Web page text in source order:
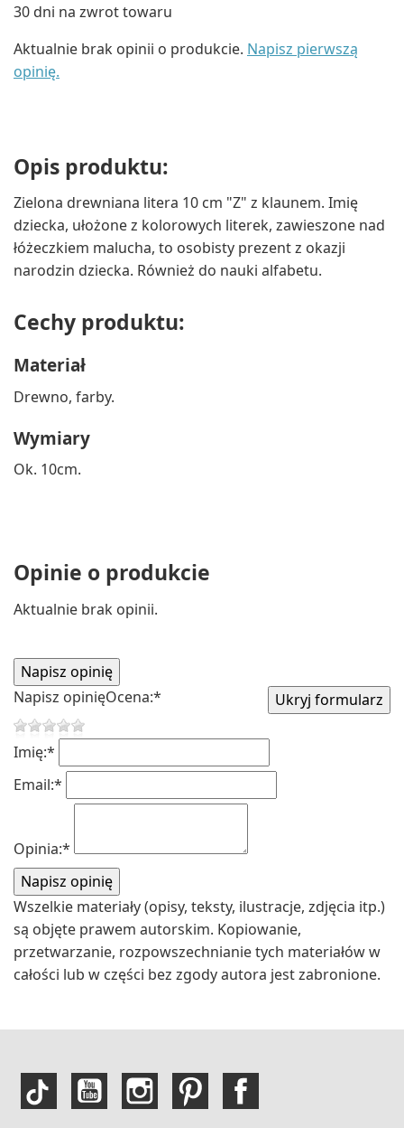
30 dni na zwrot towaru
Aktualnie brak opinii o produkcie. Napisz pierwszą
opinię.
Opis produktu:
Zielona drewniana litera 10 cm "Z" z klaunem. Imię
dziecka, ułożone z kolorowych literek, zawieszone nad
łóżeczkiem malucha, to osobisty prezent z okazji
narodzin dziecka. Również do nauki alfabetu.
Cechy produktu:
Materiał
Drewno, farby.
Wymiary
Ok. 10cm.
Opinie o produkcie
Aktualnie brak opinii.
Napisz opinięOcena:*
Imię:*
Email:*
Opinia:*
Wszelkie materiały (opisy, teksty, ilustracje, zdjęcia itp.)
są objęte prawem autorskim. Kopiowanie,
przetwarzanie, rozpowszechnianie tych materiałów w
całości lub w części bez zgody autora jest zabronione.